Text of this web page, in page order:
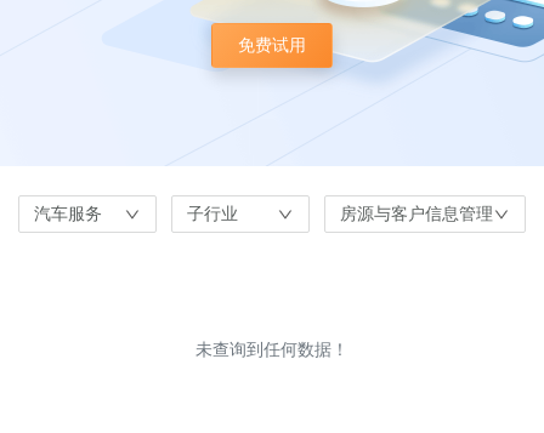
免费试用
汽车服务 子行业 房源与客户信息管理
未查询到任何数据！